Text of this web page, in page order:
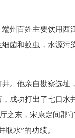
州百姓主要饮用
菌和蚊虫，水源
。他亲自勘察选
成功打出了七口水
之东，宋康定间郡
水”的功绩。